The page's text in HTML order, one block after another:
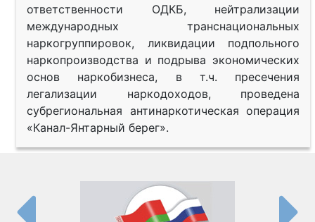
ответственности ОДКБ, нейтрализации
международных транснациональных
наркогруппировок, ликвидации подпольного
наркопроизводства и подрыва экономических
основ наркобизнеса, в т.ч. пресечения
легализации наркодоходов, проведена
субрегиональная антинаркотическая операция
«Канал-Янтарный берег».